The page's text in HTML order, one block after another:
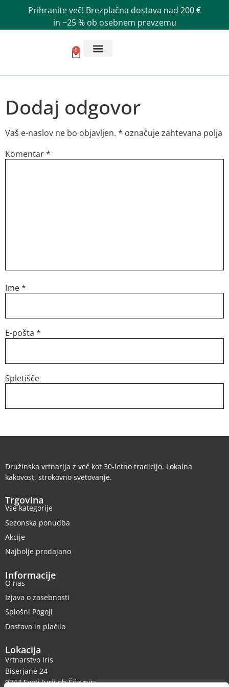
Prihranite več! Brezplačna dostava nad 200 €
in −25 % ob osebnem prevzemu
0
Dodaj odgovor
Vaš e-naslov ne bo objavljen. * označuje zahtevana polja
Komentar*
Ime*
E-pošta *
Spletišče
Družinska vrtnarija z več kot 30-letno tradicijo. Lokalna
kakovost, strokovno svetovanje.
Trgovina
Vse kategorije
Sezonska ponudba
Akcije
Najbolje prodajano
Informacije
O nas
Izjava o zasebnosti
Splošni Pogoji
Dostava in plačilo
Lokacija
Vrtnarstvo Iris
Biserjane 24
9244 Sveti Jurij ob Ščavnici